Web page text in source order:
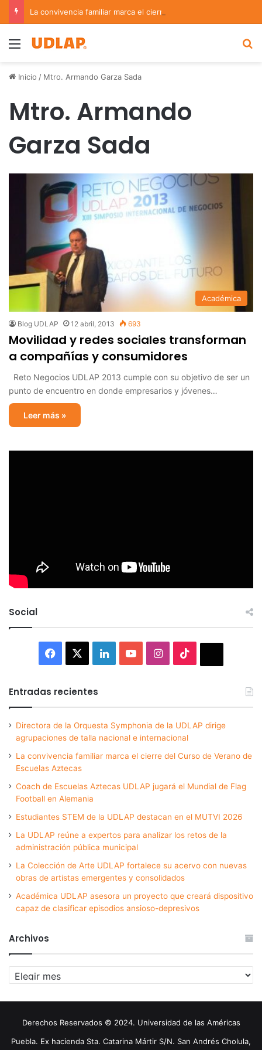
Menu
Inicio / Mtro. Armando Garza Sada
Mtro. Armando
Garza Sada
Académica
Blog UDLAP 12 abril, 2013 693
Movilidad y redes sociales transforman
a compañías y consumidores
Reto Negocios UDLAP 2013 cumple con su objetivo de ser un
punto de encuentro en donde empresarios y jóvenes…
Leer más »
Social
Facebook LinkedInYouTubeInstagram
Entradas recientes
Directora de la Orquesta Symphonia de la UDLAP dirige
agrupaciones de talla nacional e internacional
La convivencia familiar marca el cierre del Curso de Verano de
Escuelas Aztecas
Coach de Escuelas Aztecas UDLAP jugará el Mundial de Flag
Football en Alemania
Estudiantes STEM de la UDLAP destacan en el MUTVI 2026
La UDLAP reúne a expertos para analizar los retos de la
administración pública municipal
La Colección de Arte UDLAP fortalece su acervo con nuevas
obras de artistas emergentes y consolidados
Académica UDLAP asesora un proyecto que creará dispositivo
capaz de clasificar episodios ansioso-depresivos
Archivos
Archivos
Derechos Reservados © 2024. Universidad de las Américas
Puebla. Ex hacienda Sta. Catarina Mártir S/N. San Andrés Cholula,